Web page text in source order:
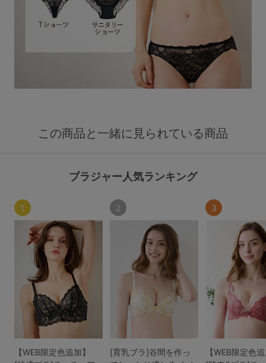
この商品と一緒に見られている商品
ブラジャー人気ランキング
1
【WEB限定色追加】
2
[育乳ブラ]谷間を作っ
3
【WEB限定色